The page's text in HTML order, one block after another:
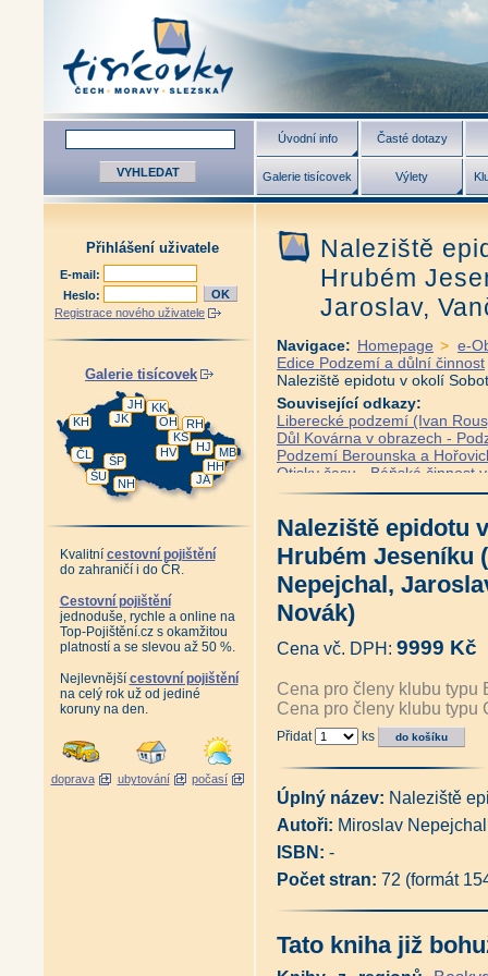
Úvodní info Časté dotazy
Galerie tisícovek Výlety
Přihlášení uživatele
E-mail:
Heslo:
Registrace nového uživatele
Galerie tisícovek
JA
HH
MB
HJ
HV
NH
KS
RH
ŠP
ŠU
OH
JK
KK
ČL
JH
KH
Kvalitní cestovní pojištění
do zahraničí i do ČR.
Cestovní pojištění
jednoduše, rychle a online na
Top-Pojištění.cz s okamžitou
platností a se slevou až 50 %.
Nejlevnější cestovní pojištění
na celý rok už od jediné
koruny na den.
doprava ubytování počasí
Naleziště
Hrubém
Jaroslav,
Navigace: Homepage > e-
Edice Podzemí a důlní činnost
Naleziště epidotu v okolí
Související odkazy:
Liberecké podzemí (Ivan
Důl Kovárna v obrazech -
Podzemí Berounska a
Otisky času - Báňská činnost
Antikvariát - Doly, hutě a
I tudy kráčely dějiny (Vladimír
Antikvariát - Tisíc let
Antikvariát - Báňské
Antikvariát - Kahany,
Staré hornické a hutnické
Odvodňování dolů dědičnými
Význam historických
Chronologické sestavení
Antikvariát - Česko-německý
český slovník názvů měst,
Antikvariát - 1000 let
Doly Bílina - Z historie
45 let Výzkumného ústavu
Antikvariát - Těžba uranu v
Antikvariát - 30 let
Uranová Příbram (Josef Velfl,
Antikvariát - Příbramské a
Antikvariát - Po stezkách
Podzemní památky středních
Podzemní Praha (Václav
Podzemní Čechy (Václav
Tajemné podzemí na našem
Jeskyně a historická důlní
Jílovské zlaté doly - vydání
Naleziště epidotu
Hrubém Jeseníku
Nepejchal,
Novák)
Cena vč. DPH: 9999 Kč
Cena pro členy klubu typu
Cena pro členy klubu typu
Přidat ks
Úplný název: Naleziště
Autoři: Miroslav
ISBN: -
Počet stran: 72 (formát
Tato kniha již